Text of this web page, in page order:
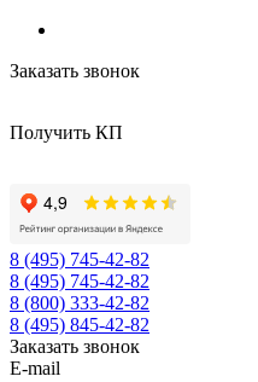
Заказать звонок
Получить КП
8 (495) 745-42-82
8 (495) 745-42-82
8 (800) 333-42-82
8 (495) 845-42-82
Заказать звонок
E-mail